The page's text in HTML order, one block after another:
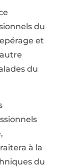
du
et
du
à la
du